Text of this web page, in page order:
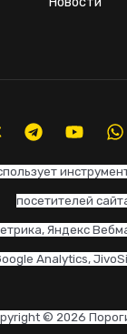
посетителей
Яндекс
Analytics,
© 2026